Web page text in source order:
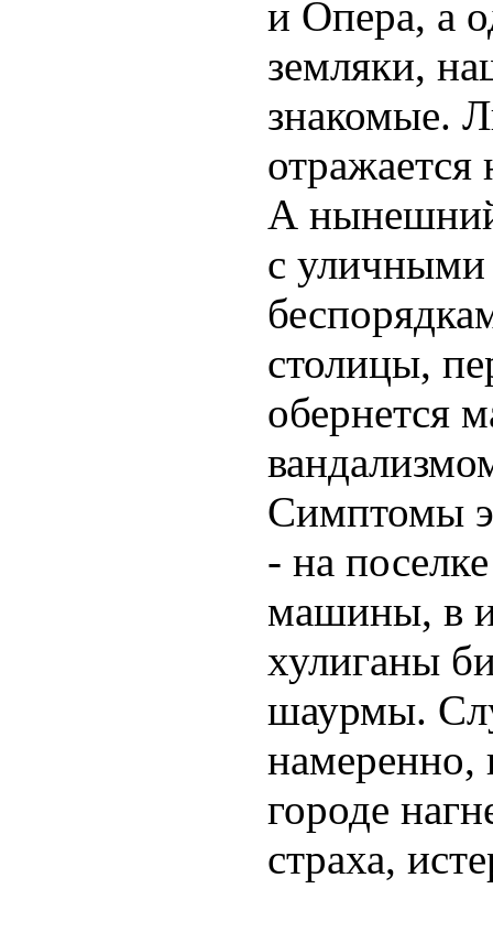
и Опера, а
земляки,
знакомые.
А
с
столицы,
обернется
Симптомы
- на
машины, в
хулиганы
шаурмы.
городе
страха,